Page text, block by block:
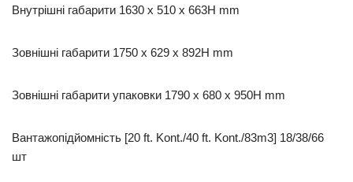
Внутрішні габарити 1630 x 510 x 663H mm
Зовнішні габарити 1750 x 629 x 892H mm
Зовнішні габарити упаковки 1790 x 680 x 950H mm
Вантажопідйомність [20 ft. Kont./40 ft. Kont./83m3] 18/38/66
шт